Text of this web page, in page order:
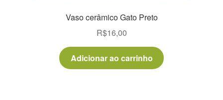
Vaso cerâmico Gato Preto
R$16,00
Adicionar ao carrinho